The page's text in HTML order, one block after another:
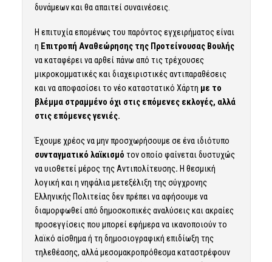
δυνάμεων και θα απαιτεί συναινέσεις.
Η επιτυχία επομένως του παρόντος εγχειρήματος είναι
η Επιτροπή Αναθεώρησης της Προτείνουσας Βουλής
να καταφέρει να αρθεί πάνω από τις τρέχουσες
μικροκομματικές και διαχειριστικές αντιπαραθέσεις
και να αποφασίσει το νέο καταστατικό Χάρτη με το
βλέμμα στραμμένο όχι στις επόμενες εκλογές, αλλά
στις επόμενες γενιές.
Έχουμε χρέος να μην προσχωρήσουμε σε ένα ιδιότυπο
συνταγματικό λαϊκισμό τον οποίο φαίνεται δυστυχώς
να υιοθετεί μέρος της Αντιπολίτευσης. Η θεσμική
λογική και η νηφάλια μετεξέλιξη της σύγχρονης
Ελληνικής Πολιτείας δεν πρέπει να αφήσουμε να
διαμορφωθεί από δημοσκοπικές αναλύσεις και ακραίες
προσεγγίσεις που μπορεί εφήμερα να ικανοποιούν το
λαϊκό αίσθημα ή τη δημοσιογραφική επιδίωξη της
τηλεθέασης, αλλά μεσομακροπρόθεσμα καταστρέφουν